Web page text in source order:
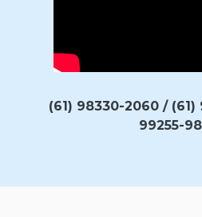
(61) 98330-2060 / (61)
99255-